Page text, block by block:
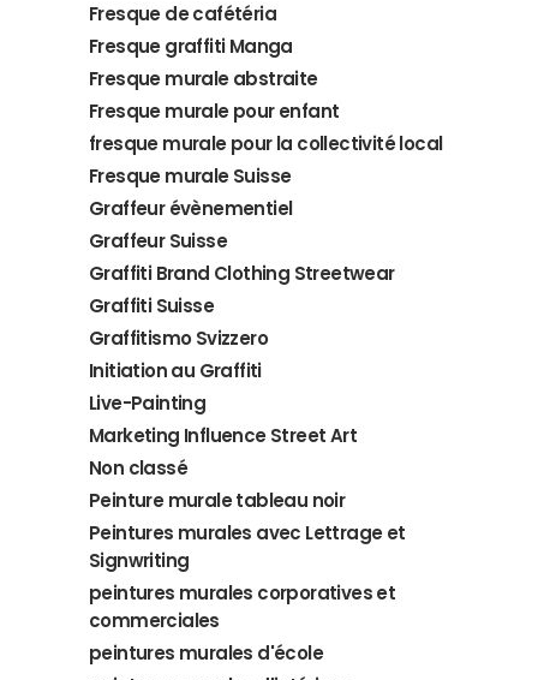
Fresque de cafétéria
Fresque graffiti Manga
Fresque murale abstraite
Fresque murale pour enfant
fresque murale pour la collectivité local
Fresque murale Suisse
Graffeur évènementiel
Graffeur Suisse
Graffiti Brand Clothing Streetwear
Graffiti Suisse
Graffitismo Svizzero
Initiation au Graffiti
Live-Painting
Marketing Influence Street Art
Non classé
Peinture murale tableau noir
Peintures murales avec Lettrage et
Signwriting
peintures murales corporatives et
commerciales
peintures murales d'école